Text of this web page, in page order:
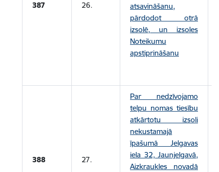
387 26.
atsavināšanu,
pārdodot otrā
izsolē, un izsoles
Noteikumu
apstiprināšanu
388 27.
Par nedzīvojamo
telpu nomas tiesību
atkārtotu izsoli
nekustamajā
īpašumā Jelgavas
iela 32, Jaunjelgavā,
Aizkraukles novadā